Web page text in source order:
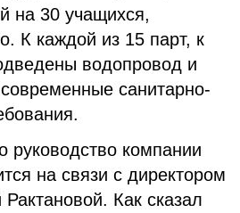
на 30 учащихся,
К каждой из 15 парт, к
водопровод и
санитарно-
руководство компании
на связи с директором
Как сказал